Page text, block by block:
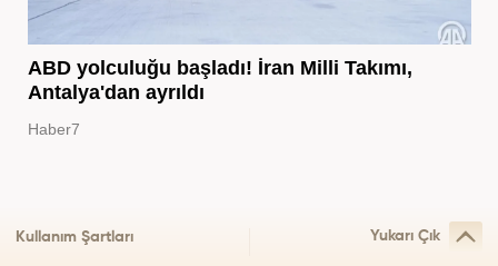
ABD yolculuğu başladı! İran Milli Takımı,
Antalya'dan ayrıldı
Haber7
Kullanım Şartları Yukarı Çık